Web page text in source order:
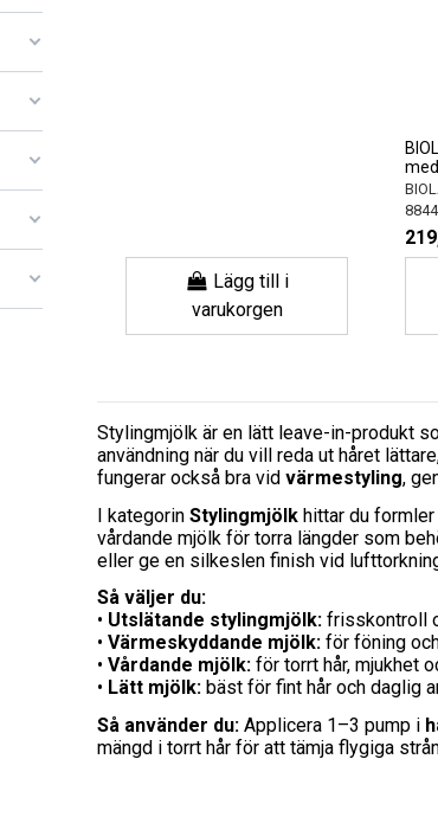
Lägg till i
varukorgen
Stylingmjölk är en lätt leave-in-produkt
användning när du vill reda ut håret
fungerar också bra vid värmestyling,
I kategorin Stylingmjölk hittar du
vårdande mjölk för torra längder som
eller ge en silkeslen finish vid
Så väljer du:
• Utslätande stylingmjölk: frisskontroll
• Värmeskyddande mjölk: för föning
• Vårdande mjölk: för torrt hår, mjukhet
• Lätt mjölk: bäst för fint hår och daglig
Så använder du: Applicera 1–3 pump i
mängd i torrt hår för att tämja flygiga